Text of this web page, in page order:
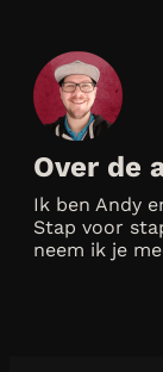
Over de
Ik ben Andy
Stap voor
neem ik je